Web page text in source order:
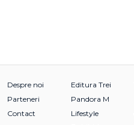
Despre noi
Parteneri
Contact
Editura Trei
Pandora M
Lifestyle